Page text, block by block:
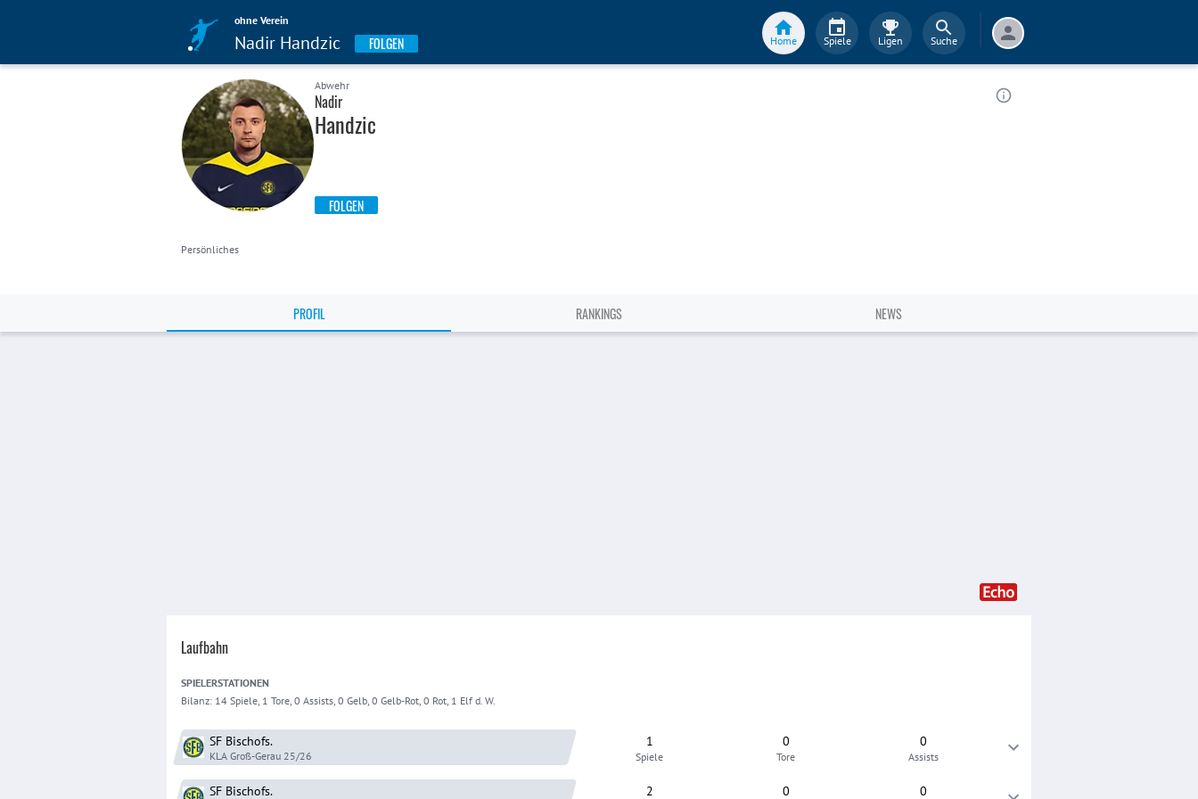
ohne Verein
Nadir Handzic FOLGEN Home Spiele Ligen Suche
Abwehr
Nadir
Handzic
FOLGEN
Persönliches
PROFIL RANKINGS NEWS
Laufbahn
SPIELERSTATIONEN
Bilanz: 14 Spiele, 1 Tore, 0 Assists, 0 Gelb, 0 Gelb-Rot, 0 Rot, 1 Elf d. W.
SF Bischofs.
KLA Groß-Gerau 25/26
1
Spiele
0
Tore
0
Assists
SF Bischofs. 2 0 0